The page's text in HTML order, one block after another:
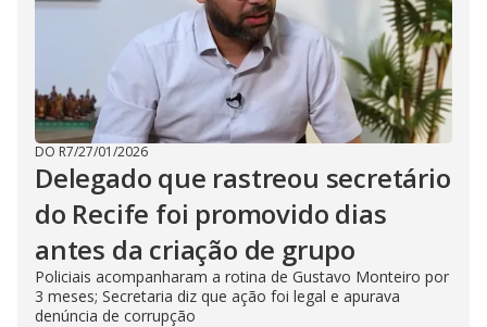
DO R7/27/01/2026
Delegado que rastreou secretário
do Recife foi promovido dias
antes da criação de grupo
Policiais acompanharam a rotina de Gustavo Monteiro por
3 meses; Secretaria diz que ação foi legal e apurava
denúncia de corrupção